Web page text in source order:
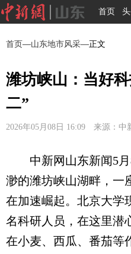
首页
首页—山东地市风采—正文
潍坊峡山：当好
二”
2026年05月08日 16:09 来源：中
中新网山东新闻5月
渺的潍坊峡山湖畔，一
在加速崛起。北京大学
名科研人员，在这里潜
在小麦、西瓜、番茄等